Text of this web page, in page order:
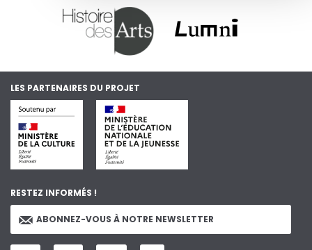
LES PARTENAIRES DU PROJET
RESTEZ INFORMÉS !
ABONNEZ-VOUS À NOTRE NEWSLETTER